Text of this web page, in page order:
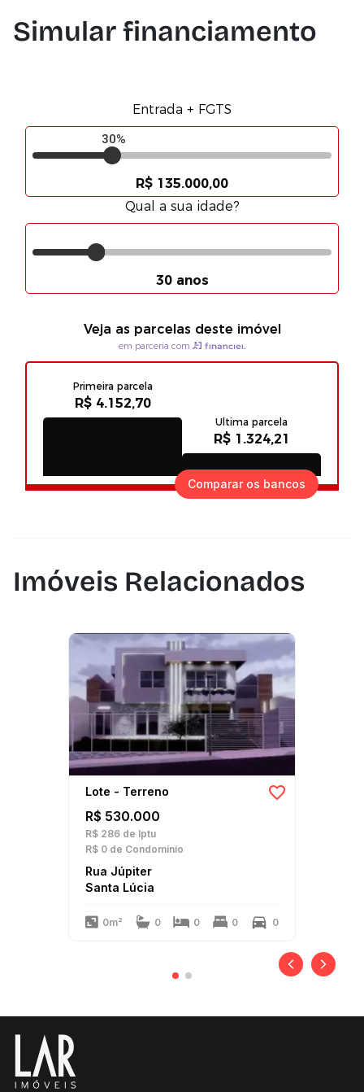
Simular financiamento
Comparar os bancos
Imóveis Relacionados
Lote - Terreno
R$ 530.000
R$ 286 de Iptu
R$ 0 de Condomínio
Rua Júpiter
Santa Lúcia
0m² 0 0 0 0